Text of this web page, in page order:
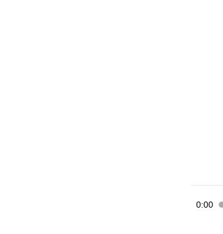
0:00